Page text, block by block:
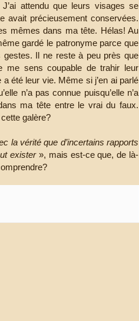
attendu que leurs visages se
avait précieusement conservées.
mêmes dans ma tête. Hélas! Au
gardé le patronyme parce que
gestes. Il ne reste à peu près que
me sens coupable de trahir leur
été leur vie. Même si j’en ai parlé
n’a pas connue puisqu’elle n’a
ma tête entre le vrai du faux.
galère?
la vérité que d’incertains rapports
exister », mais est-ce que, de là-